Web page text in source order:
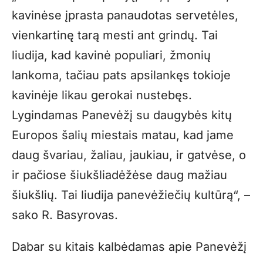
kavinėse įprasta panaudotas servetėles,
vienkartinę tarą mesti ant grindų. Tai
liudija, kad kavinė populiari, žmonių
lankoma, tačiau pats apsilankęs tokioje
kavinėje likau gerokai nustebęs.
Lygindamas Panevėžį su daugybės kitų
Europos šalių miestais matau, kad jame
daug švariau, žaliau, jaukiau, ir gatvėse, o
ir pačiose šiukšliadėžėse daug mažiau
šiukšlių. Tai liudija panevėžiečių kultūrą“, –
sako R. Basyrovas.
Dabar su kitais kalbėdamas apie Panevėžį